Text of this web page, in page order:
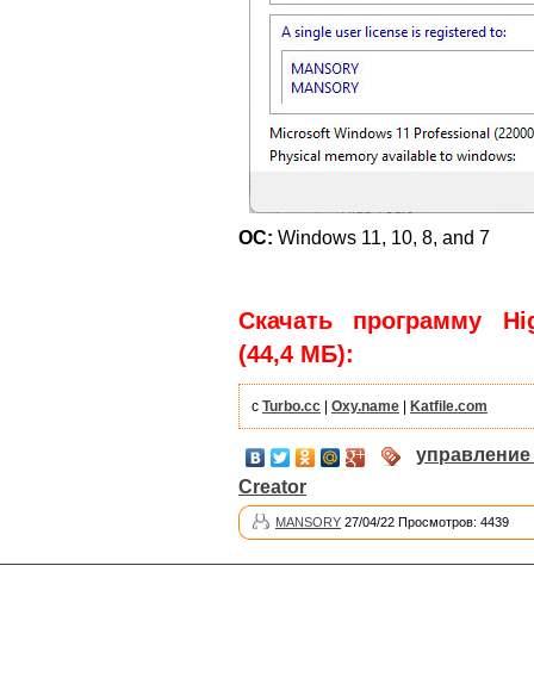
ОС: Windows 11, 10, 8, and 7
Скачать программу
(44,4 МБ):
с Turbo.cc Oxy.name Katfile.com
Creator
MANSORY 27/04/22 Просмотров: 4439